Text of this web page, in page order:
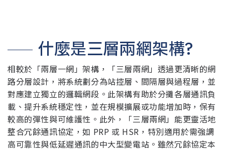
什麼是三層兩網架構?
相較於「兩層一網」架構，「三層兩網」透過更清晰的網
路分層設計，將系統劃分為站控層、間隔層與過程層，並
對應建立獨立的邏輯網段。此架構有助於分攤各層通訊負
載、提升系統穩定性，並在規模擴展或功能增加時，保有
較高的彈性與可維護性。此外，「三層兩網」能更靈活地
整合冗餘通訊協定，如 PRP 或 HSR，特別適用於需強調
高可靠性與低延遲通訊的中大型變電站。雖然冗餘協定本